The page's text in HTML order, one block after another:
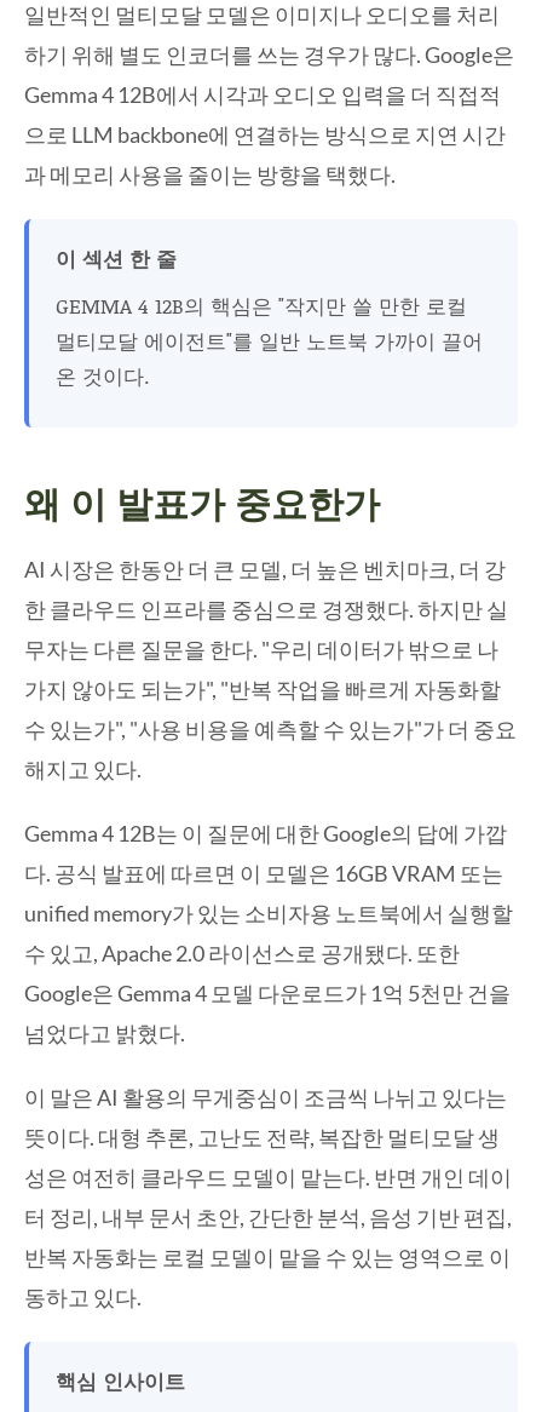
일반적인 멀티모달 모델은 이미지나 오디오를 처리
하기 위해 별도 인코더를 쓰는 경우가 많다. Google은
Gemma 4 12B에서 시각과 오디오 입력을 더 직접적
으로 LLM backbone에 연결하는 방식으로 지연 시간
과 메모리 사용을 줄이는 방향을 택했다.
이 섹션 한 줄
GEMMA 4 12B의 핵심은 "작지만 쓸 만한 로컬
멀티모달 에이전트"를 일반 노트북 가까이 끌어
온 것이다.
왜 이 발표가 중요한가
AI 시장은 한동안 더 큰 모델, 더 높은 벤치마크, 더 강
한 클라우드 인프라를 중심으로 경쟁했다. 하지만 실
무자는 다른 질문을 한다. "우리 데이터가 밖으로 나
가지 않아도 되는가", "반복 작업을 빠르게 자동화할
수 있는가", "사용 비용을 예측할 수 있는가"가 더 중요
해지고 있다.
Gemma 4 12B는 이 질문에 대한 Google의 답에 가깝
다. 공식 발표에 따르면 이 모델은 16GB VRAM 또는
unified memory가 있는 소비자용 노트북에서 실행할
수 있고, Apache 2.0 라이선스로 공개됐다. 또한
Google은 Gemma 4 모델 다운로드가 1억 5천만 건을
넘었다고 밝혔다.
이 말은 AI 활용의 무게중심이 조금씩 나뉘고 있다는
뜻이다. 대형 추론, 고난도 전략, 복잡한 멀티모달 생
성은 여전히 클라우드 모델이 맡는다. 반면 개인 데이
터 정리, 내부 문서 초안, 간단한 분석, 음성 기반 편집,
반복 자동화는 로컬 모델이 맡을 수 있는 영역으로 이
동하고 있다.
핵심 인사이트